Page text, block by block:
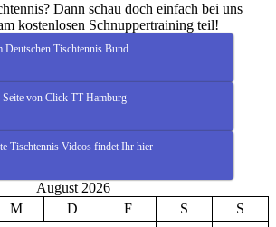
Dann schau doch einfach bei uns
kostenlosen Schnuppertraining teil!
Deutschen Tischtennis Bund
Seite von Click TT Hamburg
Tischtennis Videos findet Ihr hier
August 2026
M D F S
S